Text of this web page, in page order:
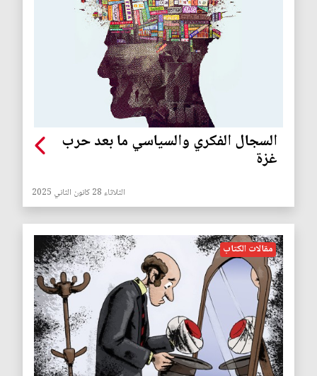
السجال الفكري والسياسي ما بعد حرب
غزة
الثلاثاء 28 كانون الثاني 2025
مقالات الكتاب